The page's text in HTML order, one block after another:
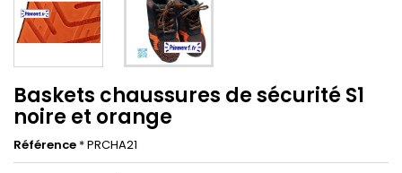
Baskets chaussures de sécurité S1
noire et orange
Référence * PRCHA21